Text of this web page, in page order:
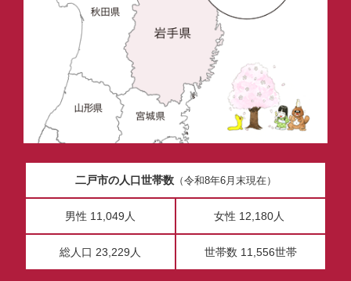
二戸市の人口世帯数（令和8年6月末現在）
男性 11,049人 女性 12,180人
総人口 23,229人 世帯数 11,556世帯